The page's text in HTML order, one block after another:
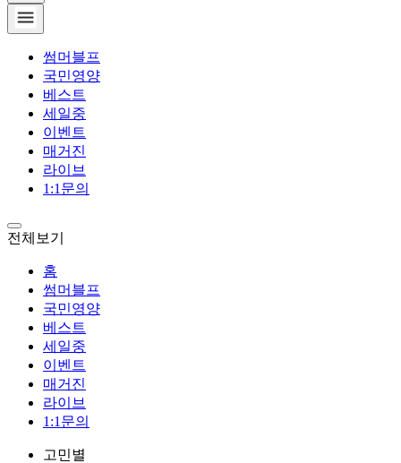
썸머블프
국민영양
베스트
세일중
이벤트
매거진
라이브
1:1문의
전체보기
홈
썸머블프
국민영양
베스트
세일중
이벤트
매거진
라이브
1:1문의
고민별